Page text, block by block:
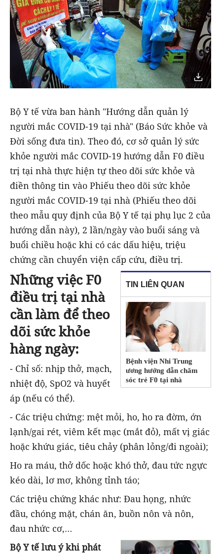
Bộ Y tế vừa ban hành "Hướng dẫn quản lý
người mắc COVID-19 tại nhà" (Báo Sức khỏe và
Đời sống đưa tin). Theo đó, cơ sở quản lý sức
khỏe người mắc COVID-19 hướng dẫn F0 điều
trị tại nhà thực hiện tự theo dõi sức khỏe và
điền thông tin vào Phiếu theo dõi sức khỏe
người mắc COVID-19 tại nhà (Phiếu theo dõi
theo mẫu quy định của Bộ Y tế tại phụ lục 2 của
hướng dẫn này), 2 lần/ngày vào buổi sáng và
buổi chiều hoặc khi có các dấu hiệu, triệu
chứng cần chuyển viện cấp cứu, điều trị.
TIN LIÊN QUAN
Bệnh viện Nhi Trung
ương hướng dẫn chăm
sóc trẻ F0 tại nhà
Những việc F0
điều trị tại nhà
cần làm để theo
dõi sức khỏe
hàng ngày:
- Chỉ số: nhịp thở, mạch,
nhiệt độ, SpO2 và huyết
áp (nếu có thể).
- Các triệu chứng: mệt mỏi, ho, ho ra đờm, ớn
lạnh/gai rét, viêm kết mạc (mắt đỏ), mất vị giác
hoặc khứu giác, tiêu chảy (phân lỏng/đi ngoài);
Ho ra máu, thở dốc hoặc khó thở, đau tức ngực
kéo dài, lơ mơ, không tỉnh táo;
Các triệu chứng khác như: Đau họng, nhức
đầu, chóng mặt, chán ăn, buồn nôn và nôn,
đau nhức cơ,…
Bộ Y tế lưu ý khi phát